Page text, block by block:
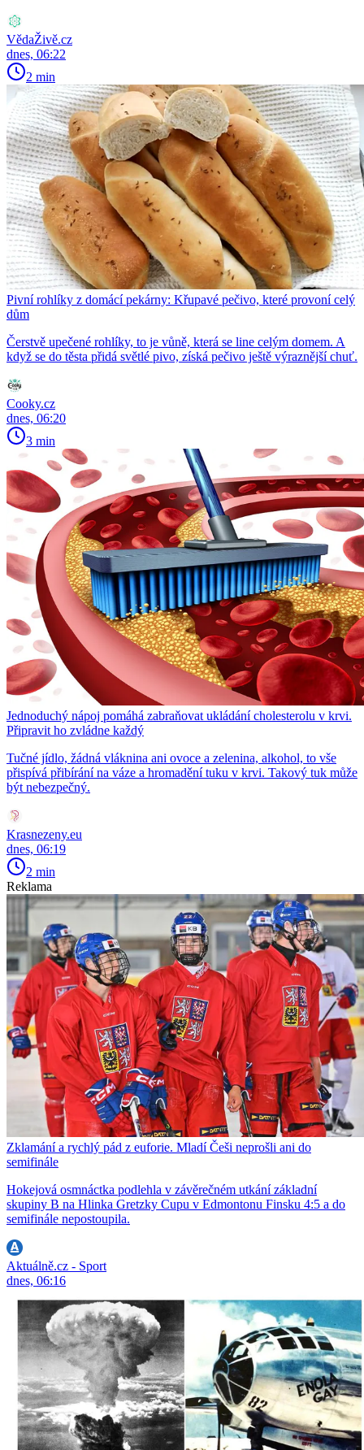
VědaŽivě.cz
dnes, 06:22
2 min
Pivní rohlíky z domácí pekárny: Křupavé pečivo, které provoní celý
dům
Čerstvě upečené rohlíky, to je vůně, která se line celým domem. A
když se do těsta přidá světlé pivo, získá pečivo ještě výraznější chuť.
Cooky.cz
dnes, 06:20
3 min
Jednoduchý nápoj pomáhá zabraňovat ukládání cholesterolu v krvi.
Připravit ho zvládne každý
Tučné jídlo, žádná vláknina ani ovoce a zelenina, alkohol, to vše
přispívá přibírání na váze a hromadění tuku v krvi. Takový tuk může
být nebezpečný.
Krasnezeny.eu
dnes, 06:19
2 min
Reklama
Zklamání a rychlý pád z euforie. Mladí Češi neprošli ani do
semifinále
Hokejová osmnáctka podlehla v závěrečném utkání základní
skupiny B na Hlinka Gretzky Cupu v Edmontonu Finsku 4:5 a do
semifinále nepostoupila.
Aktuálně.cz - Sport
dnes, 06:16